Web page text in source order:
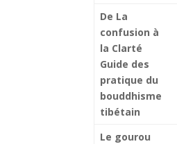
De La
confusion à
la Clarté
Guide des
pratique du
bouddhisme
tibétain
Le gourou